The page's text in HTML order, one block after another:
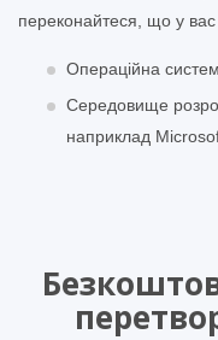
переконайтеся, що у вас
Операційна
Середовище
наприклад